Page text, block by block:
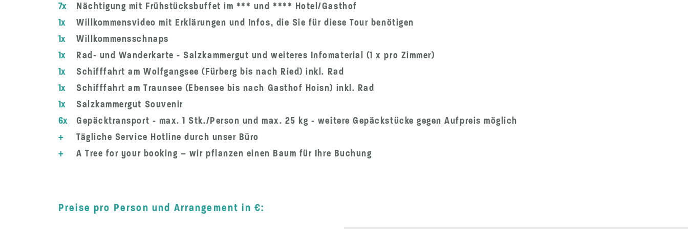
7x
Nächtigung mit Frühstücksbuffet im *** und **** Hotel/Gasthof
1x
Willkommensvideo mit Erklärungen und Infos, die Sie für diese Tour benötigen
1x
Willkommensschnaps
1x
Rad- und Wanderkarte - Salzkammergut und weiteres Infomaterial (1 x pro Zimmer)
1x
Schifffahrt am Wolfgangsee (Fürberg bis nach Ried) inkl. Rad
1x
Schifffahrt am Traunsee (Ebensee bis nach Gasthof Hoisn) inkl. Rad
1x
Salzkammergut Souvenir
6x
Gepäcktransport - max. 1 Stk./Person und max. 25 kg - weitere Gepäckstücke gegen Aufpreis möglich
+
Tägliche Service Hotline durch unser Büro
+
A Tree for your booking – wir pflanzen einen Baum für Ihre Buchung
Preise pro Person und Arrangement in €: